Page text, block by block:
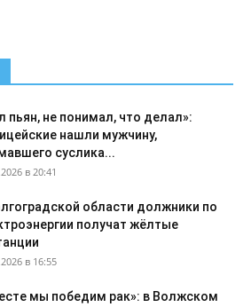
пьян, не понимал, что делал»:
нашли мужчину,
суслика...
в 20:41
области должники по
получат жёлтые
в 16:55
мы победим рак»: в Волжском